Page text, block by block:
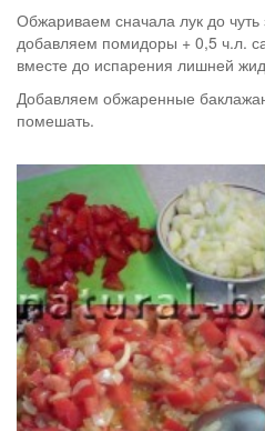
Обжариваем сначала лук до чуть
добавляем помидоры + 0,5 ч.л.
вместе до испарения лишней
Добавляем обжаренные
помешать.